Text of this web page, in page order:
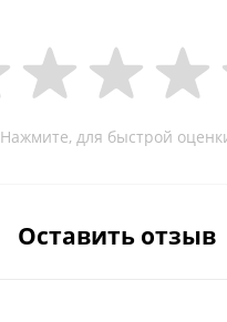
Нажмите, для быстрой
Оставить отзыв